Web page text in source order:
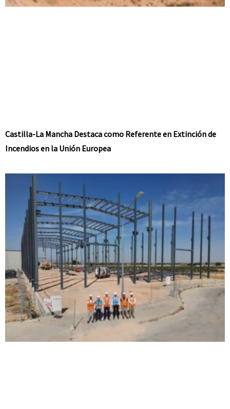
Castilla-La Mancha Destaca como Referente en Extinción de
Incendios en la Unión Europea